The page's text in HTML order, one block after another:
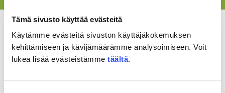
Tämä sivusto käyttää evästeitä
Käytämme evästeitä sivuston käyttäjäkokemuksen
kehittämiseen ja kävijämäärämme analysoimiseen. Voit
lukea lisää evästeistämme täältä.